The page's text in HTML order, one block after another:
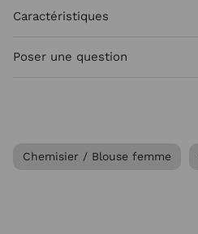
Caractéristiques
Poser une question
Chemisier / Blouse femme